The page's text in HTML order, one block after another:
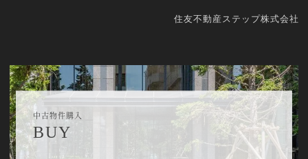
住友不動産ステップ株式会社
中古物件購入
BUY